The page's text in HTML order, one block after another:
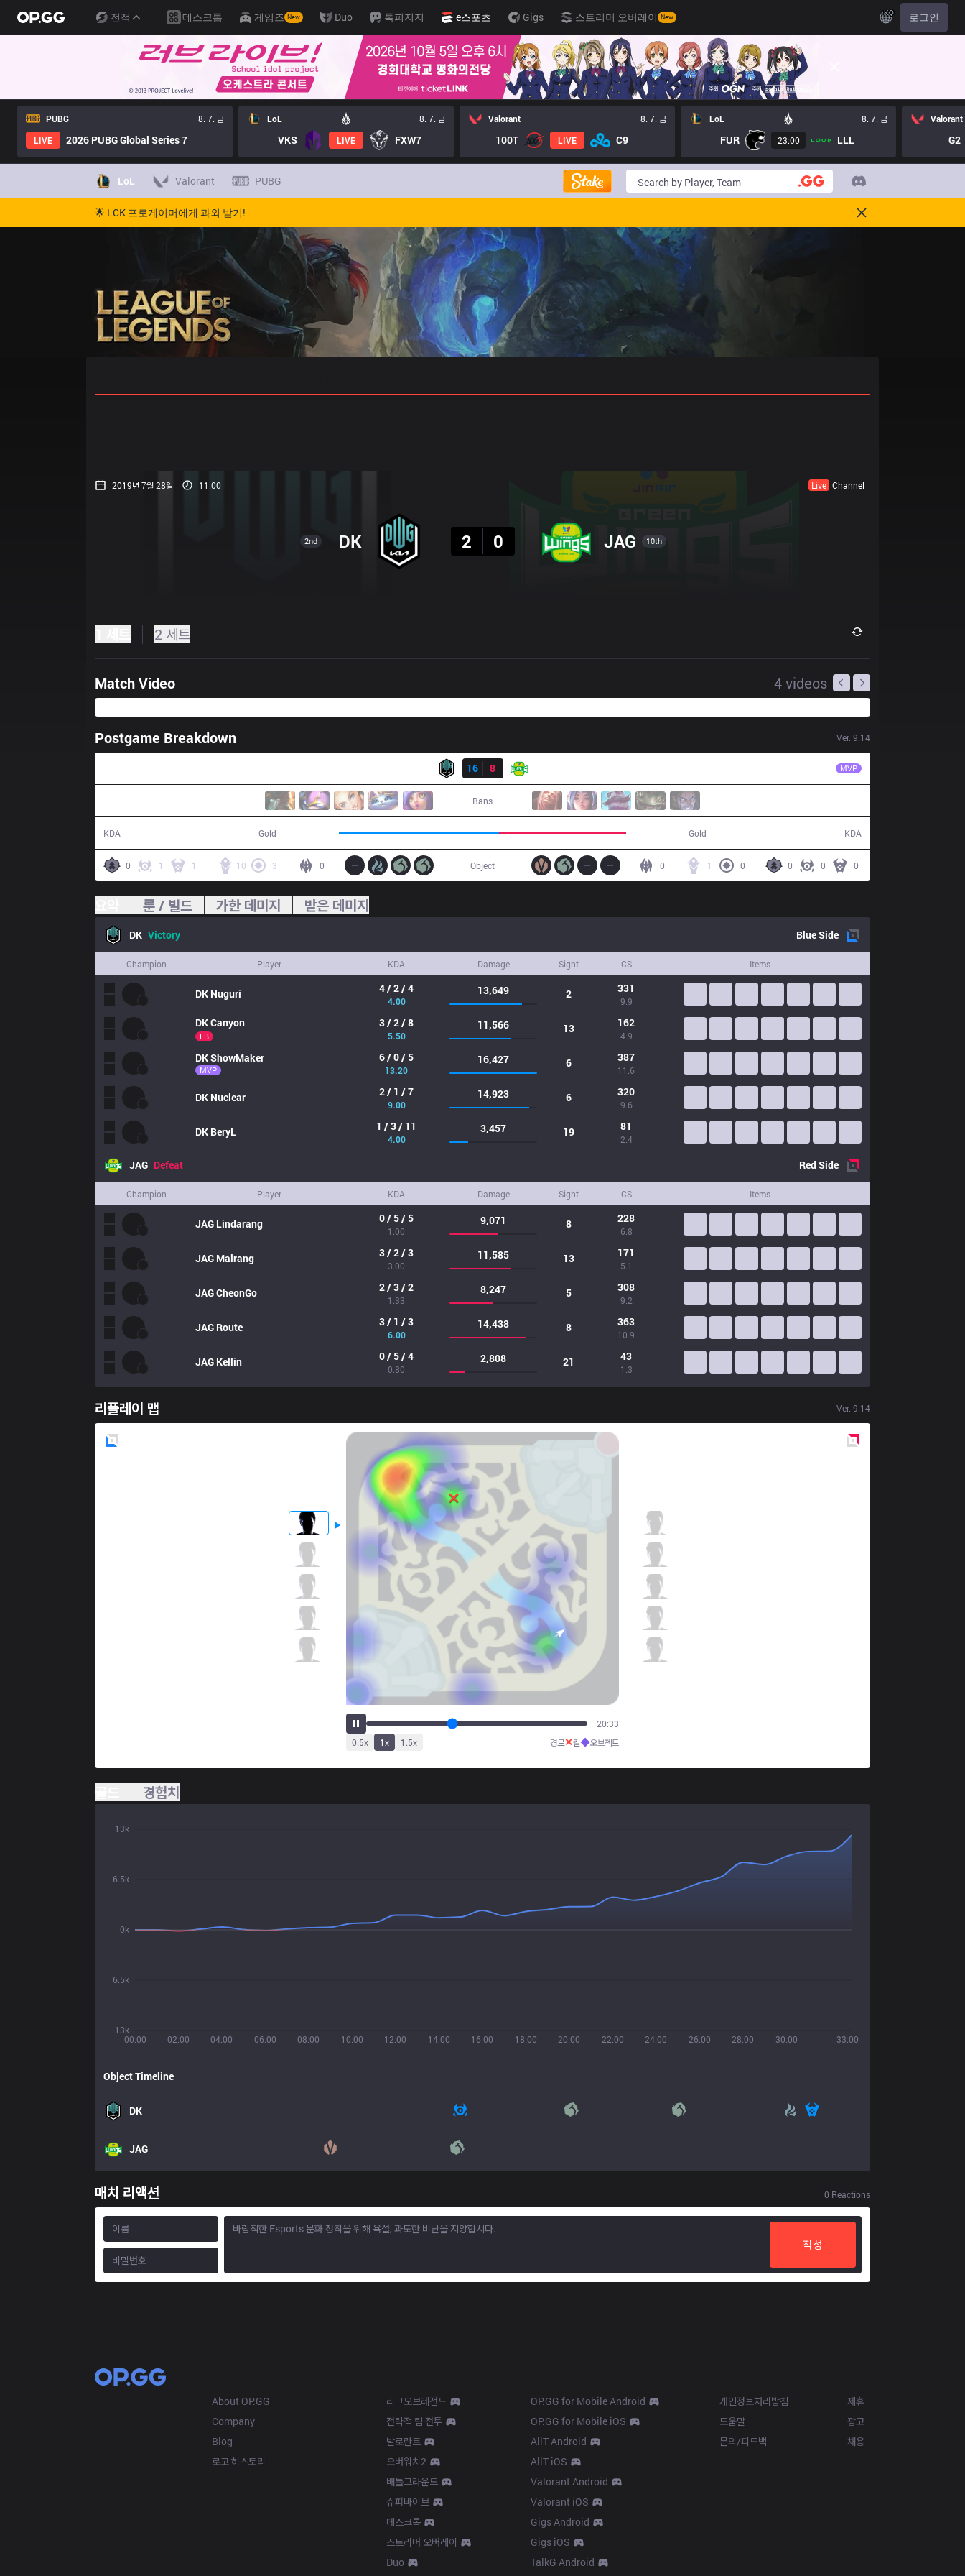
전적 데스크톱 게임즈 New Duo 톡피지지 e스포츠 Gigs 스트리머 오버레이 New KO 로그인
PUBG
8. 7. 금
LIVE
2026 PUBG Global Series 7
LoL 8. 7. 금
VKS LIVE FXW7
Valorant 8. 7. 금
100T LIVE C9
LoL 8. 7. 금
FUR 23:00 LLL
Valorant
G2
LoL Valorant PUBG
🌟 LCK 프로게이머에게 과외 받기!
2019년 7월 28일 11:00 Live Channel
2nd DK
2
0 JAG 10th
2 세트
Match Video 4videos
Postgame Breakdown Ver. 9.14
16
8 MVP
Bans
KDA Gold Gold KDA
0 1 1 10 3 0 0 0 0
1 0
0
Object
룬 / 빌드 가한 데미지 받은 데미지
DK Victory BlueSide
Champion Player KDA Damage Sight CS Items
DK Nuguri 4 / 2 / 4
4.00
13,649 2 331
9.9
DKCanyon
FB
3 / 2 / 8
5.50
11,566 13 162
4.9
DKShowMaker
MVP
6 / 0 / 5
13.20
16,427 6 387
11.6
DK Nuclear 2 / 1 / 7
9.00
14,923 6 320
9.6
DK BeryL 1 / 3 / 11
4.00
3,457 19 81
2.4
JAG Defeat RedSide
Champion Player KDA Damage Sight CS Items
JAG Lindarang 0 / 5 / 5
1.00
9,071 8 228
6.8
JAG Malrang 3 / 2 / 3
3.00
11,585 13 171
5.1
JAGCheonGo 2 / 3 / 2
1.33
8,247 5 308
9.2
JAG Route 3 / 1 / 3
6.00
14,438 8 363
10.9
JAG Kellin 0 / 5 / 4
0.80
2,808 21 43
1.3
리플레이 맵 Ver. 9.14
25:39
0.5x 1x 1.5x 경로✕킬◆오브젝트
경험치
00:00 02:00 04:00 06:00 08:00 10:00 12:00 14:00 16:00 18:00 20:00 22:00 24:00 26:00 28:00 30:00 33:00
13k
6.5k
0k
6.5k
13k
Object Timeline
DK
JAG
매치 리액션 0 Reactions
작성
About OP.GG
Company
Blog
로고 히스토리
리그오브레전드
전략적 팀 전투
발로란트
오버워치2
배틀그라운드
슈퍼바이브
데스크톱
스트리머 오버레이
Duo
OP.GG for Mobile Android
OP.GG for Mobile iOS
AllT Android
AllT iOS
Valorant Android
Valorant iOS
Gigs Android
Gigs iOS
TalkG Android
개인정보처리방침
도움말
문의/피드백
제휴
광고
채용